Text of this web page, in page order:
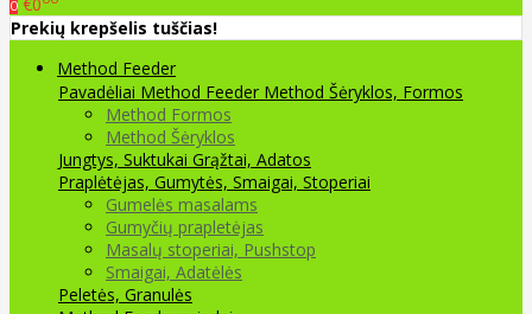
0
Prekių krepšelis tuščias!
Method Feeder
Pavadėliai Method Feeder Method Šėryklos, Formos
Method Formos
Method Šėryklos
Jungtys, Suktukai Grąžtai, Adatos
Praplėtėjas, Gumytės, Smaigai, Stoperiai
Gumelės masalams
Gumyčių prapletėjas
Masalų stoperiai, Pushstop
Smaigai, Adatėlės
Peletės, Granulės